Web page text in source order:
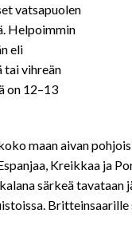
vatsapuolen
Helpoimmin
eli
tai vihreän
on 12–13
maan aivan
Kreikkaa ja
särkeä tavataan